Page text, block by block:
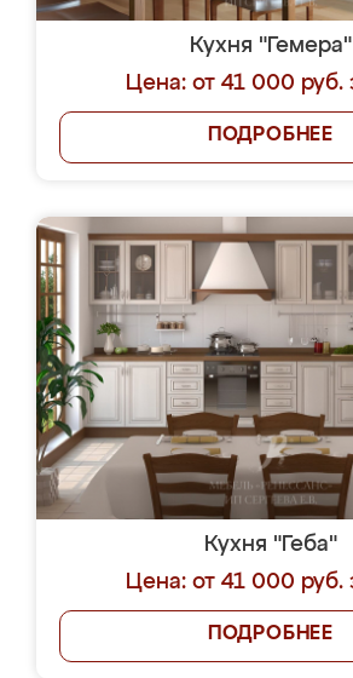
Кухня "Гемера"
Цена: от 41 000 руб.
ПОДРОБНЕЕ
Кухня "Геба"
Цена: от 41 000 руб.
ПОДРОБНЕЕ